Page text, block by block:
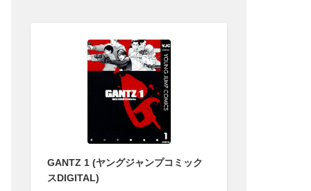
GANTZ 1 (ヤングジャンプコミック
スDIGITAL)